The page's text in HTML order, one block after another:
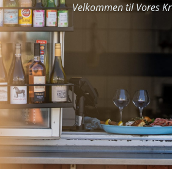
Velkommen til Vores